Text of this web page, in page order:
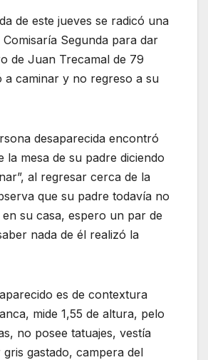
de este jueves se radicó una
Segunda para dar
de Juan Trecamal de 79
a caminar y no regreso a su
desaparecida encontró
la mesa de su padre diciendo
al regresar cerca de la
que su padre todavía no
su casa, espero un par de
nada de él realizó la
es de contextura
mide 1,55 de altura, pelo
no posee tatuajes, vestía
gastado, campera del